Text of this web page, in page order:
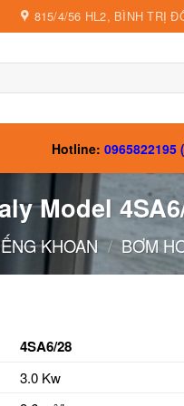
815/4/56 HL2, BÌNH TRỊ
Hotline: 0965822195
Model
KHOAN / BƠM
4SA6/28
3.0 Kw